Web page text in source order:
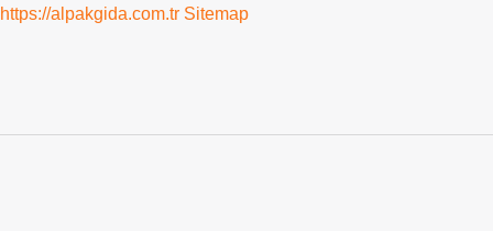
https://alpakgida.com.tr Sitemap